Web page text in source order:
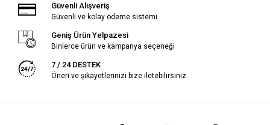
Güvenli Alışveriş
Güvenli ve kolay ödeme sistemi
Geniş Ürün Yelpazesi
Binlerce ürün ve kampanya seçeneği
7 / 24 DESTEK
Öneri ve şikayetlerinizi bize iletebilirsiniz.